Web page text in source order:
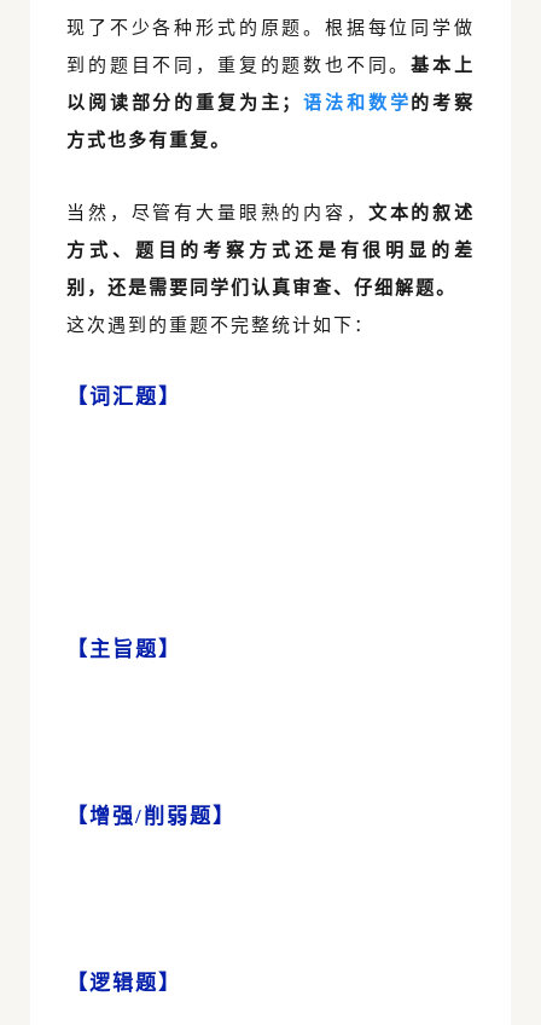
现了不少各种形式的原题。根据每位同学做
到的题目不同，重复的题数也不同。基本上
以阅读部分的重复为主； 语法和数学的考察
方式也多有重复。
当然，尽管有大量眼熟的内容， 文本的叙述
方式、题目的考察方式还是有很明显的差
别，还是需要同学们认真审查、仔细解题。
这次遇到的重题不完整统计如下：
【词汇题】
【主旨题】
【增强/削弱题】
【逻辑题】